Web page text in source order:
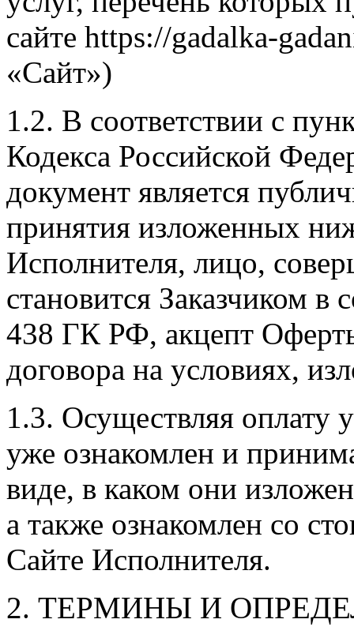
сайте https://gadalka-
«Сайт»)
1.2. В соответствии с
Кодекса Российской
документ является
принятия изложенных
Исполнителя, лицо,
становится Заказчиком в
438 ГК РФ, акцепт
договора на условиях,
1.3. Осуществляя оплату
уже ознакомлен и
виде, в каком они
а также ознакомлен со
Сайте Исполнителя.
2. ТЕРМИНЫ И